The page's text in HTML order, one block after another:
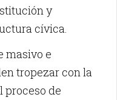
y
cívica.
masivo e
tropezar con la
proceso de